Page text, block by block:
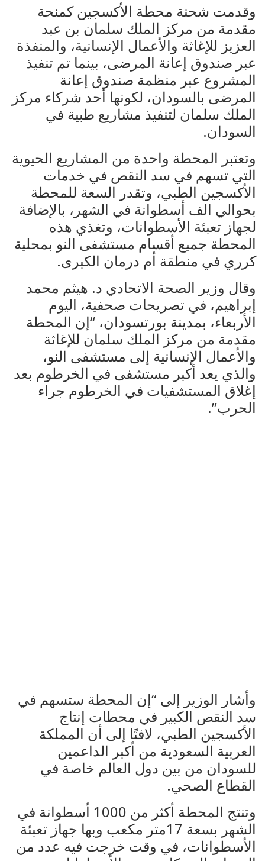
وقدمت شحنة محطة الأكسجين كمنحة
مقدمة من مركز الملك سلمان بن عبد
العزيز للإغاثة والأعمال الإنسانية، والمنفذة
عبر صندوق إعانة المرضى، بينما تم تنفيذ
المشروع عبر منظمة صندوق إعانة
المرضى بالسودان، لكونها أحد شركاء مركز
الملك سلمان لتنفيذ مشاريع طبية في
السودان.
وتعتبر المحطة واحدة من المشاريع الحيوية
التي تسهم في سد النقص في خدمات
الأكسجين الطبي، وتقدر السعة للمحطة
بحوالي الف أسطوانة في الشهر، بالإضافة
لجهاز تعبئة الأسطوانات، وتغذي هذه
المحطة جميع أقسام مستشفى النو بمحلية
كرري في منطقة أم درمان الكبرى.
وقال وزير الصحة الاتحادي د. هيثم محمد
إبراهيم، في تصريحات صحفية، اليوم
الأربعاء، بمدينة بورتسودان، “إن المحطة
مقدمة من مركز الملك سلمان للإغاثة
والأعمال الإنسانية إلى مستشفى النو،
والذي يعد أكبر مستشفى في الخرطوم بعد
إغلاق المستشفيات في الخرطوم جراء
الحرب”.
وأشار الوزير إلى “إن المحطة ستسهم في
سد النقص الكبير في محطات إنتاج
الأكسجين الطبي، لافتًا إلى أن المملكة
العربية السعودية من أكبر الداعمين
للسودان من بين دول العالم خاصة في
القطاع الصحي.
وتنتج المحطة أكثر من 1000 أسطوانة في
الشهر بسعة 17متر مكعب وبها جهاز تعبئة
الأسطوانات، في وقت خرجت فيه عدد من